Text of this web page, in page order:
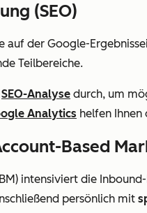
(SEO)
der Google-
Teilbereiche.
SEO-Analyse durch, um
Analytics helfen
Based
intensiviert die
persönlich mit